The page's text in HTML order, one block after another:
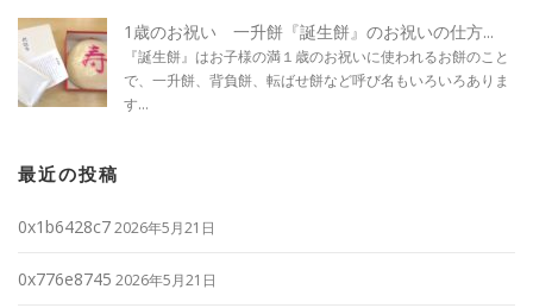
1歳のお祝い 一升餅『誕生餅』のお祝いの仕方...
『誕生餅』はお子様の満１歳のお祝いに使われるお餅のこと
で、一升餅、背負餅、転ばせ餅など呼び名もいろいろありま
す...
最近の投稿
0x1b6428c72026年5月21日
0x776e8745 2026年5月21日